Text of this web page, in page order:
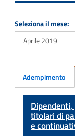
Seleziona il mese:
Adempimento
titolari di
e